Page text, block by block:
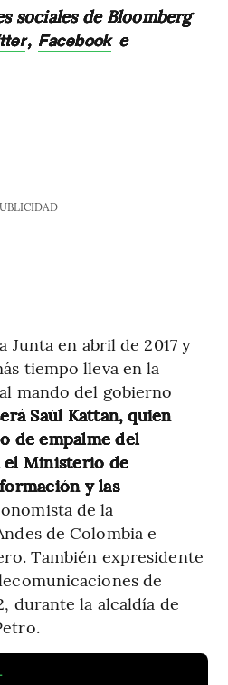
sociales de Bloomberg
, Facebook e
Junta en abril de 2017 y
tiempo lleva en la
mando del gobierno
Saúl Kattan, quien
de empalme del
Ministerio de
y las
de la
de Colombia e
También expresidente
de
durante la alcaldía de